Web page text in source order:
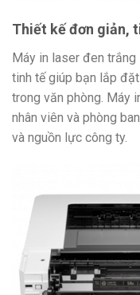
Thiết kế đơn giản,
Máy in laser đen
tinh tế giúp bạn lắp
trong văn phòng. Máy
nhân viên và phòng
và nguồn lực công ty.